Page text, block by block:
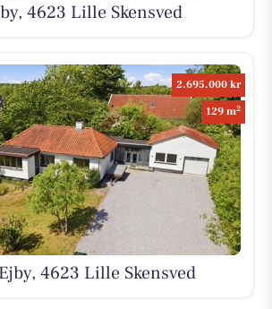
4623 Lille Skensved
2.695.000 kr
129 m2
4623 Lille Skensved